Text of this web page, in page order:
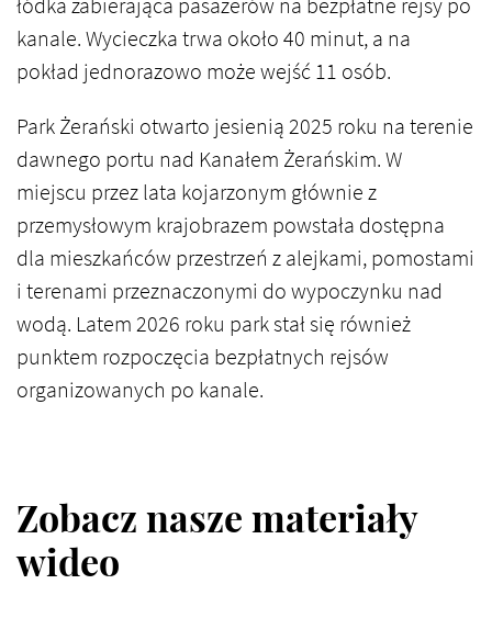
kanale. Wycieczka trwa około 40 minut, a na
pokład jednorazowo może wejść 11 osób.
Park Żerański otwarto jesienią 2025 roku na terenie
dawnego portu nad Kanałem Żerańskim. W
miejscu przez lata kojarzonym głównie z
przemysłowym krajobrazem powstała dostępna
dla mieszkańców przestrzeń z alejkami, pomostami
i terenami przeznaczonymi do wypoczynku nad
wodą. Latem 2026 roku park stał się również
punktem rozpoczęcia bezpłatnych rejsów
organizowanych po kanale.
Zobacz nasze materiały
wideo